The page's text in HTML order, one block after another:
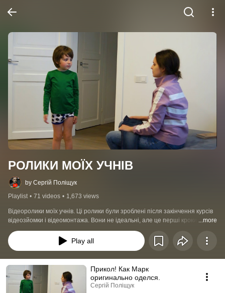
РОЛИКИ МОЇХ УЧНІВ
by Сергій Поліщук
Playlist • 71 videos • 1,673 views
Відеоролики моїх учнів. Ці ролики були зроблені після закінчення курсів
відеозйомки і відеомонтажа. Вони не ідеальні, але це перші кроки у
відеовиробництві людей, які раніше не мали справу зі зйомкою і
монтажем. Ці ролики - приклад того, як кожен після отримання
теоретичних і практичних навичок може засвоїти техніку якісної
...more
Play all
Прикол! Как Марк
оригинально оделся.
Сергій Поліщук